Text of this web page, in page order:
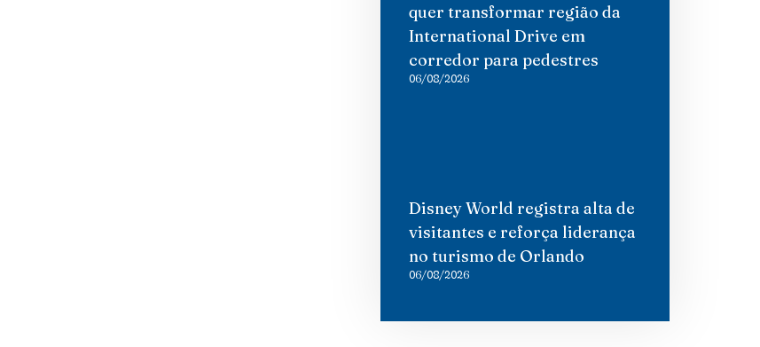
quer transformar região da
International Drive em
corredor para pedestres
06/08/2026
Disney World registra alta de
visitantes e reforça liderança
no turismo de Orlando
06/08/2026